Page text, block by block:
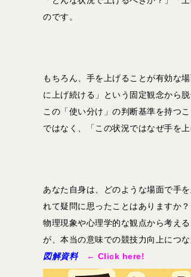
のです。
もちろん、手を上げることが有効な
に上げ続ける」という固定観念から
この「使い分け」の判断基準を持つ
ではなく、「この状況ではなぜ手を
あなた自身は、どのような場面で手
れて疑問に思ったことはありますか？
物理現象や心理学的な観点から考え
が、本当の意味での競技力向上につ
図解資料
← Click here!